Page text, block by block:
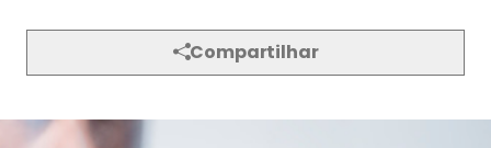
Compartilhar